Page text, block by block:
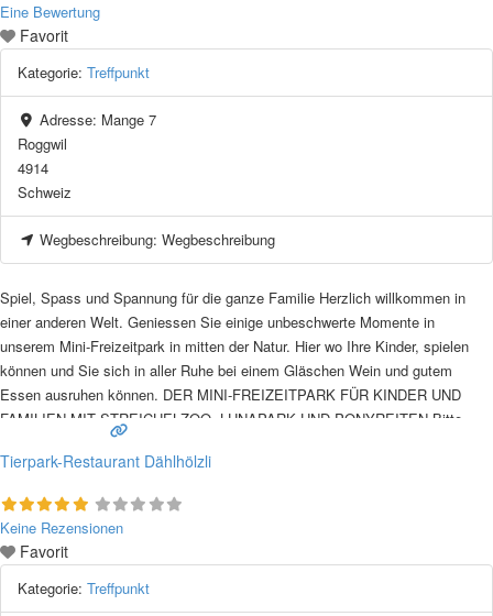
Eine Bewertung
Favorit
Kategorie: Treffpunkt
Adresse: Mange 7
Roggwil
4914
Schweiz
Wegbeschreibung:Wegbeschreibung
Spiel, Spass und Spannung für die ganze Familie Herzlich willkommen in
einer anderen Welt. Geniessen Sie einige unbeschwerte Momente in
unserem Mini-Freizeitpark in mitten der Natur. Hier wo Ihre Kinder, spielen
können und Sie sich in aller Ruhe bei einem Gläschen Wein und gutem
Essen ausruhen können. DER MINI-FREIZEITPARK FÜR KINDER UND
FAMILIEN MIT STREICHELZOO, LUNAPARK UND PONYREITEN Bitte
Weiterlesen …
Tierpark-Restaurant Dählhölzli
Keine Rezensionen
Favorit
Kategorie: Treffpunkt